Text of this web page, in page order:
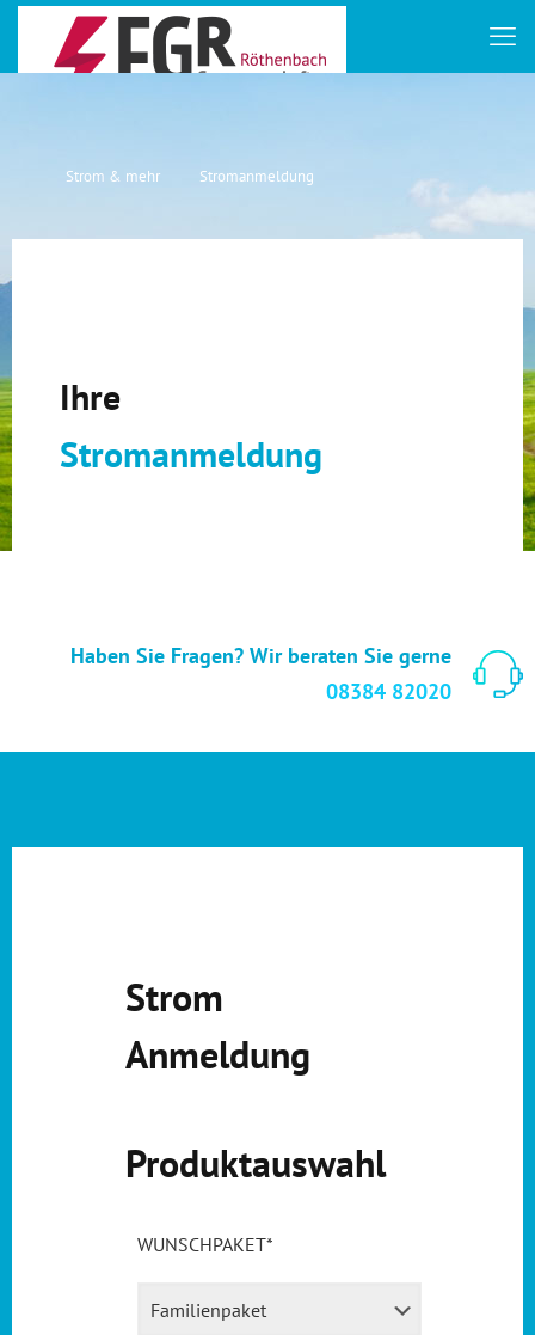
Strom & mehr Stromanmeldung
Ihre
Stromanmeldung
Haben Sie Fragen? Wir beraten Sie gerne
08384 82020
Strom
Anmeldung
Produktauswahl
WUNSCHPAKET*